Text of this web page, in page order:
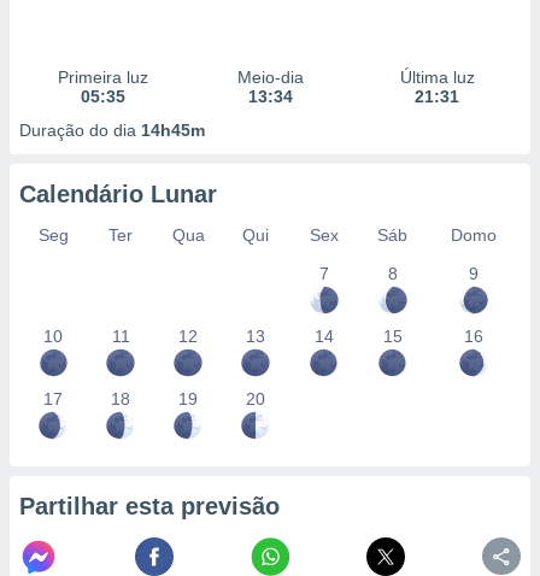
fontes,
e melhorar
dados
estudos
1199
Primeira luz
05:35
Meio-dia
13:34
Última luz
21:31
Duração do dia 14h45m
Calendário Lunar
Seg Ter Qua Qui Sex Sáb
Domo
7
8 9
10 11 12 13 14 15 16
17 18 19 20
Partilhar esta previsão